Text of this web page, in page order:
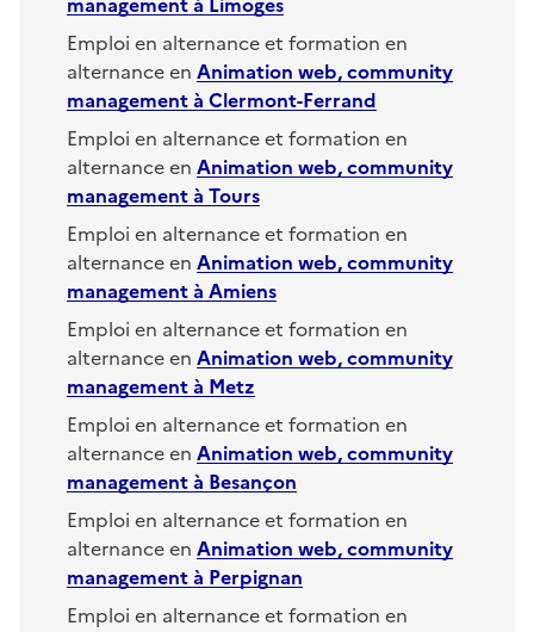
Emploi en alternance et formation en
alternance en Animation web, community
managementà Clermont-Ferrand
Emploi en alternance et formation en
alternance en Animation web, community
managementà Tours
Emploi en alternance et formation en
alternance en Animation web, community
managementà Amiens
Emploi en alternance et formation en
alternance en Animation web, community
managementà Metz
Emploi en alternance et formation en
alternance en Animation web, community
managementà Besançon
Emploi en alternance et formation en
alternance en Animation web, community
managementà Perpignan
Emploi en alternance et formation en